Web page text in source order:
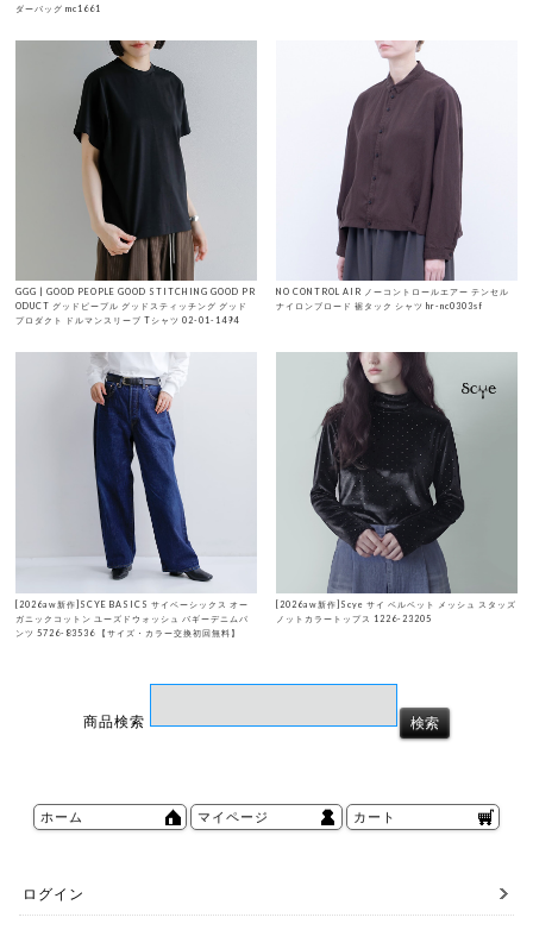
ダーバッグ mc1661
GGG | GOOD PEOPLE GOOD STITCHING GOOD PR
ODUCT グッドピープル グッドスティッチング グッド
プロダクト ドルマンスリーブ Tシャツ 02-01-1494
NO CONTROL AIR ノーコントロールエアー テンセル
ナイロンブロード 裾タック シャツ hr-nc0303sf
[2026aw新作]SCYE BASICS サイベーシックス オー
ガニックコットン ユーズドウォッシュ バギーデニムパ
ンツ 5726-83536 【サイズ・カラー交換初回無料】
[2026aw新作]Scye サイ ベルベット メッシュ スタッズ
ノットカラートップス 1226-23205
商品検索
ホーム マイページ カート
ログイン